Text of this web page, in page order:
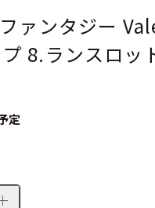
ァンタジー
8.ランスロッ
定